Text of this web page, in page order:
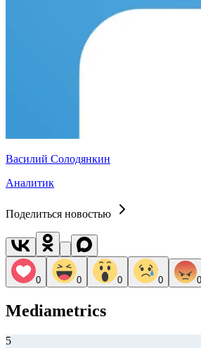
Василий Солодянкин
Аналитик
Поделиться новостью
0 0 0 0 0
Mediametrics
5